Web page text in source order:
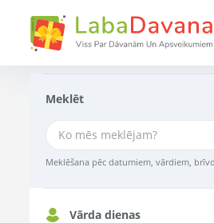
Meklēt
Meklēšana pēc datumiem, vārdiem,
Vārda dienas